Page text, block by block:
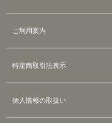
ご利用案内
特定商取引法表示
個人情報の取扱い